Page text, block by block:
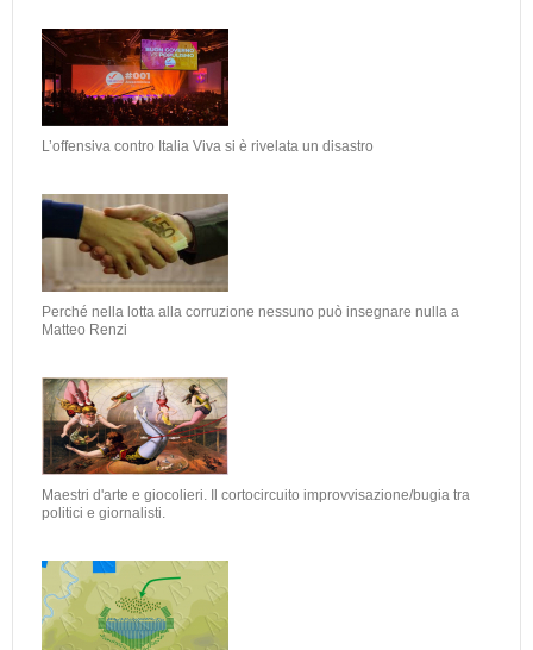
L’offensiva contro Italia Viva si è rivelata un disastro
Perché nella lotta alla corruzione nessuno può insegnare nulla a
Matteo Renzi
Maestri d'arte e giocolieri. Il cortocircuito improvvisazione/bugia tra
politici e giornalisti.